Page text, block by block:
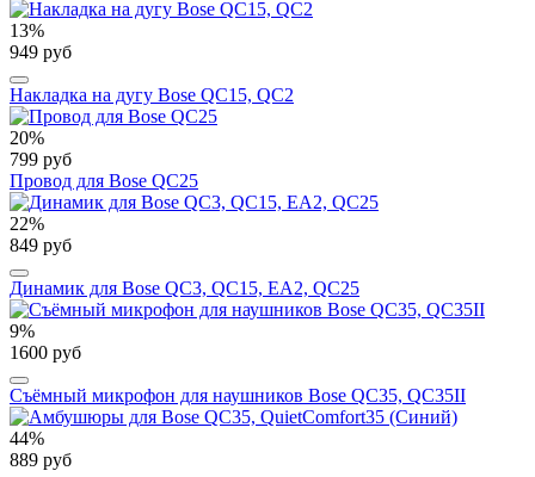
13%
949 руб
Накладка на дугу Bose QC15, QC2
20%
799 руб
Провод для Bose QC25
22%
849 руб
Динамик для Bose QC3, QC15, EA2, QC25
9%
1600 руб
Съёмный микрофон для наушников Bose QC35, QC35II
44%
889 руб